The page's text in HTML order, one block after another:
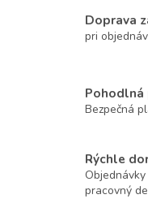
Doprava
pri
Bezpečná
Rýchle
pracovný